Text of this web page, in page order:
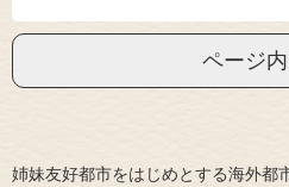
ページ
姉妹友好都市をはじめとする海外都